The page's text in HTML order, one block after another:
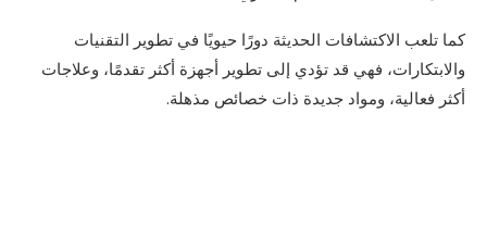
كما تلعب الاكتشافات الحديثة دورًا حيويًا في تطوير التقنيات
والابتكارات، فهي قد تؤدي إلى تطوير أجهزة أكثر تقدمًا، وعلاجات
أكثر فعالية، ومواد جديدة ذات خصائص مذهلة.